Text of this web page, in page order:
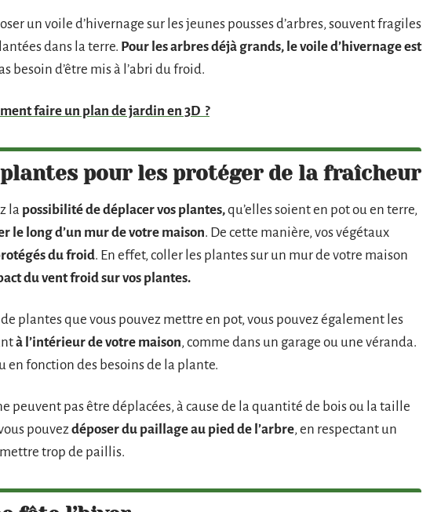
un voile d’hivernage sur les jeunes pousses d’arbres, souvent fragiles
dans la terre. Pour les arbres déjà grands, le voile d’hivernage est
besoin d’être mis à l’abri du froid.
faire un plan de jardin en 3D ?
pour les protéger de la fraîcheur
la possibilité de déplacer vos plantes,qu’elles soient en pot ou en terre,
le long d’un mur de votre maison. De cette manière, vos végétaux
du froid. En effet, coller les plantes sur un mur de votre maison
du vent froid sur vos plantes.
de plantes que vous pouvez mettre en pot, vous pouvez également les
à l’intérieur de votre maison, comme dans un garage ou une véranda.
en fonction des besoins de la plante.
peuvent pas être déplacées, à cause de la quantité de bois ou la taille
pouvezdéposer du paillage au pied de l’arbre, en respectant un
trop de paillis.